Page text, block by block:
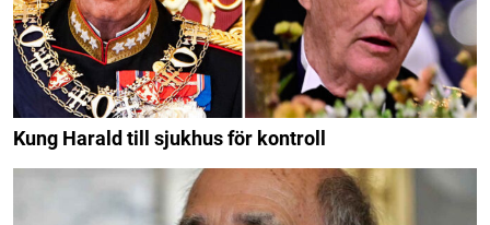
Kung Harald till sjukhus för kontroll